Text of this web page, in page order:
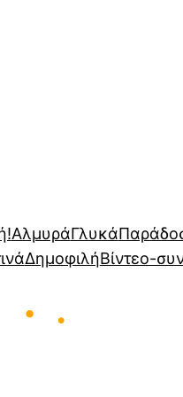
ΑλμυράΓλυκά
ΔημοφιλήΒίντεο-